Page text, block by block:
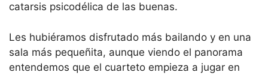
catarsis psicodélica de las buenas.
Les hubiéramos disfrutado más bailando y en una
sala más pequeñita, aunque viendo el panorama
entendemos que el cuarteto empieza a jugar en